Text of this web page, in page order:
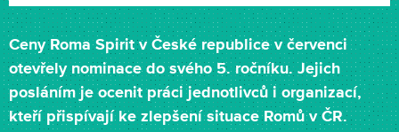
Ceny Roma Spirit v České republice v červenci
otevřely nominace do svého 5. ročníku. Jejich
posláním je ocenit práci jednotlivců i organizací,
kteří přispívají ke zlepšení situace Romů v ČR.